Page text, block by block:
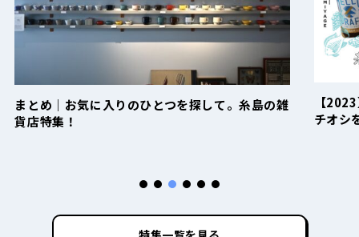
雑
【2023】糸島のお土産おすすめ11選｜地元民イ
チオシを完全網羅
糸
ス